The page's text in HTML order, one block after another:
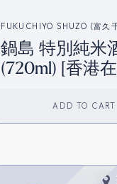
FUKUCHIYO SHUZO (富久
鍋島 特別純米
(720ml) [香港
ADD TO CART